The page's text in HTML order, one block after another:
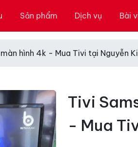
Sản phẩm Dịch vụ Bài
hình 4k - Mua Tivi tại Nguyễn
Tivi
- Mua